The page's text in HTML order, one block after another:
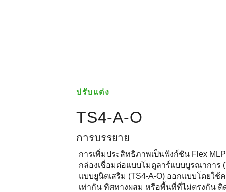
ปรับแต่ง
TS4-A-O
การบรรยาย
การเพิ่มประสิทธิภาพเป็นฟังก์ชัน Flex
กล่องเชื่อมต่อแบบโมดูลาร์แบบบูรณาการ
แบบยูนิตเสริม (TS4-A-O) ออกแบบโดยใช้
เท่ากัน ทิศทางผสม หรือพื้นที่ที่ไม่ตรงกัน ติ